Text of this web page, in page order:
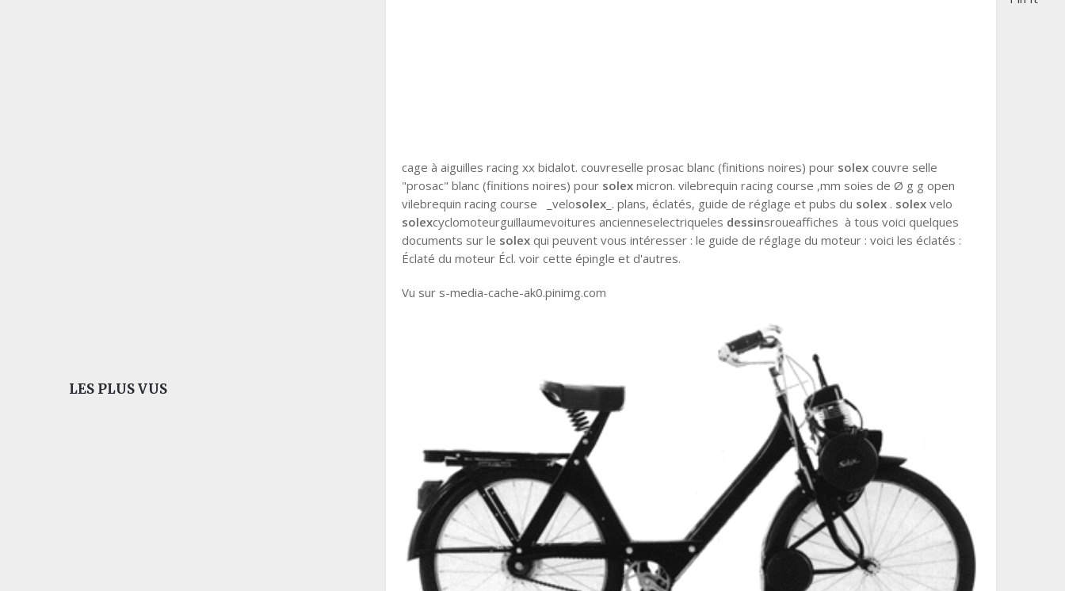
cage à aiguilles racing xx bidalot. couvreselle prosac blanc (finitions noires) pour solex couvre selle
"prosac" blanc (finitions noires) pour solex micron. vilebrequin racing course ,mm soies de Ø g g open
vilebrequin racing course _velosolex _. plans, éclatés, guide de réglage et pubs du solex . solex velo
solexcyclomoteurguillaumevoitures ancienneselectriqueles dessinsroueaffiches à tous voici quelques
documents sur le solex qui peuvent vous intéresser : le guide de réglage du moteur : voici les éclatés :
Éclaté du moteur Écl. voir cette épingle et d'autres.
Vu sur s-media-cache-ak0.pinimg.com
LES PLUS VUS